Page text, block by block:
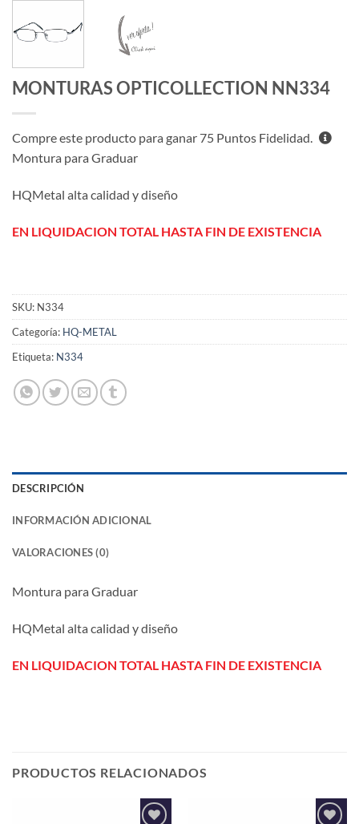
MONTURAS OPTICOLLECTION NN334
Compre este producto para ganar 75 Puntos Fidelidad.
Montura para Graduar
HQMetal alta calidad y diseño
EN LIQUIDACION TOTAL HASTA FIN DE EXISTENCIA
SKU: N334
Categoría: HQ-METAL
Etiqueta: N334
DESCRIPCIÓN
INFORMACIÓN ADICIONAL
VALORACIONES (0)
Montura para Graduar
HQMetal alta calidad y diseño
EN LIQUIDACION TOTAL HASTA FIN DE EXISTENCIA
PRODUCTOS RELACIONADOS